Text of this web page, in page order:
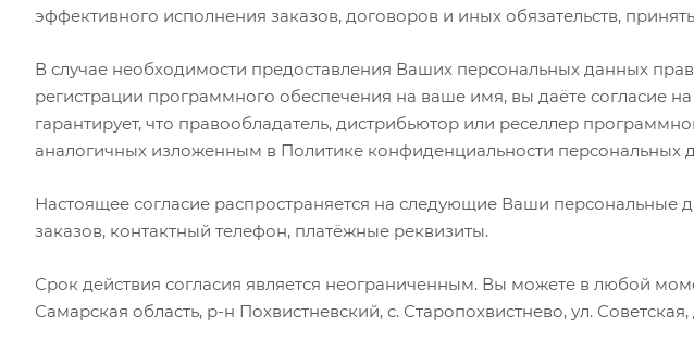
эффективного исполнения заказов, договоров и иных обязательств,
В случае необходимости предоставления Ваших персональных данных
регистрации программного обеспечения на ваше имя, вы даёте согласие
гарантирует, что правообладатель, дистрибьютор или реселлер
аналогичных изложенным в Политике конфиденциальности персональных
Настоящее согласие распространяется на следующие Ваши персональные
заказов, контактный телефон, платёжные реквизиты.
Срок действия согласия является неограниченным. Вы можете в любой
Самарская область, р-н Похвистневский, с. Старопохвистнево, ул.